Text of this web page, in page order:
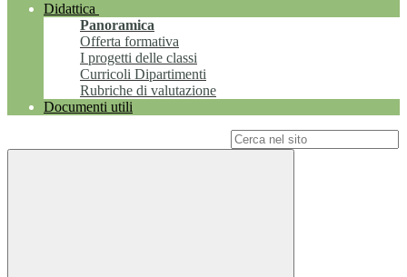
Didattica
Panoramica
Offerta formativa
I progetti delle classi
Curricoli Dipartimenti
Rubriche di valutazione
Documenti utili